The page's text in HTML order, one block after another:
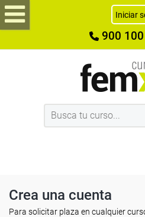
Iniciar
900
Crea una cuenta
Para solicitar plaza en cualquier